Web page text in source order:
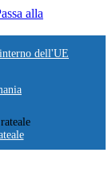
alla
dell'UE